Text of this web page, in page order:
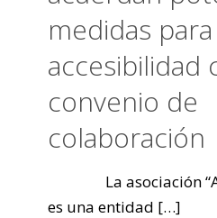
medidas
accesibilidad
convenio de
colaboración
La asociación
es una entidad […]